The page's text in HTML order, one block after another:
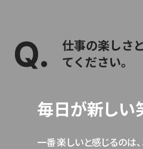
仕事の楽しさ
てください。
毎日が新しい
一番楽しいと感じるのは